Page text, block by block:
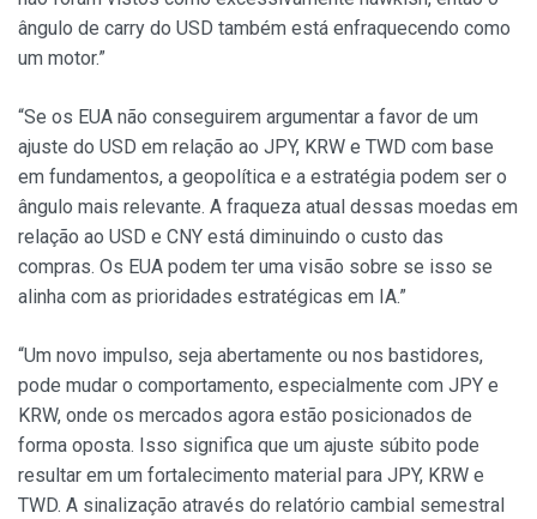
ângulo de carry do USD também está enfraquecendo como
um motor.”
“Se os EUA não conseguirem argumentar a favor de um
ajuste do USD em relação ao JPY, KRW e TWD com base
em fundamentos, a geopolítica e a estratégia podem ser o
ângulo mais relevante. A fraqueza atual dessas moedas em
relação ao USD e CNY está diminuindo o custo das
compras. Os EUA podem ter uma visão sobre se isso se
alinha com as prioridades estratégicas em IA.”
“Um novo impulso, seja abertamente ou nos bastidores,
pode mudar o comportamento, especialmente com JPY e
KRW, onde os mercados agora estão posicionados de
forma oposta. Isso significa que um ajuste súbito pode
resultar em um fortalecimento material para JPY, KRW e
TWD. A sinalização através do relatório cambial semestral